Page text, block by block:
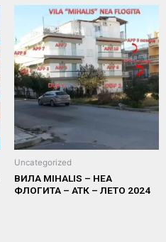
Uncategorized
ВИЛА MIHALIS – НЕА
ФЛОГИТА – АТК – ЛЕТО 2024